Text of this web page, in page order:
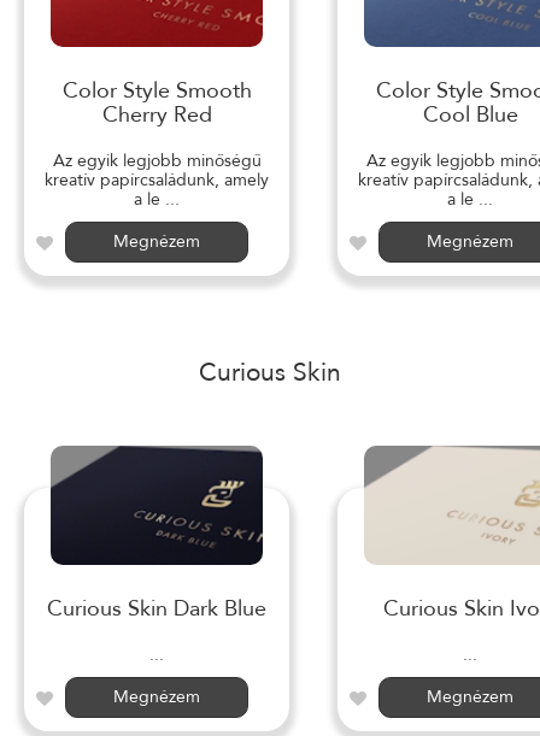
Color Style Smooth
Cherry Red
Az egyik legjobb minőségű
kreatív papírcsaládunk, amely
a le ...
Megnézem
Color Style
Cool Blue
Az egyik legjobb
kreatív papírcsaládunk,
a le ...
Megnézem
Curious Skin
Curious Skin Dark Blue
...
Megnézem
Curious Skin
...
Megnézem